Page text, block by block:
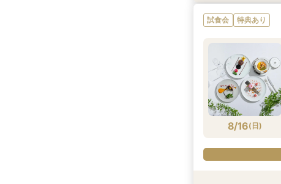
8/15(土)
8/15(土)
試食会 特典あり
8/16( 日)